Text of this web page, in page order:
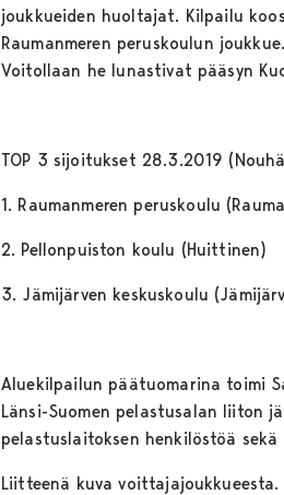
joukkueiden huoltajat. Kilpailu
Raumanmeren peruskoulun
Voitollaan he lunastivat pääsyn
TOP 3 sijoitukset 28.3.2019
1. Raumanmeren peruskoulu
2. Pellonpuiston koulu (Huittinen)
3. Jämijärven keskuskoulu
Aluekilpailun päätuomarina toimi
Länsi-Suomen pelastusalan liiton
pelastuslaitoksen henkilöstöä
Liitteenä kuva voittajajoukkueesta.